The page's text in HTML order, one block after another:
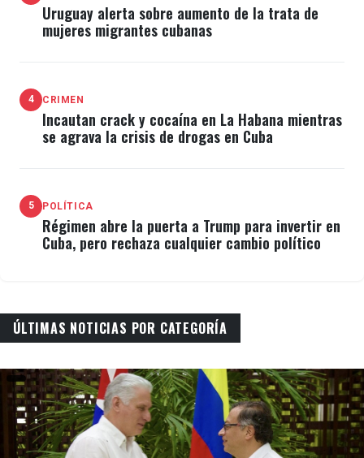
Uruguay alerta sobre aumento de la trata de
mujeres migrantes cubanas
4 CRIMEN
Incautan crack y cocaína en La Habana mientras
se agrava la crisis de drogas en Cuba
5 POLÍTICA
Régimen abre la puerta a Trump para invertir en
Cuba, pero rechaza cualquier cambio político
ÚLTIMAS NOTICIAS POR CATEGORÍA